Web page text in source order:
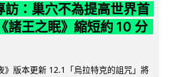
訪：巢穴不為提高世界首
諸王之眠》縮短約 10 分
》版本更新 12.1「烏拉特克的詛咒」將